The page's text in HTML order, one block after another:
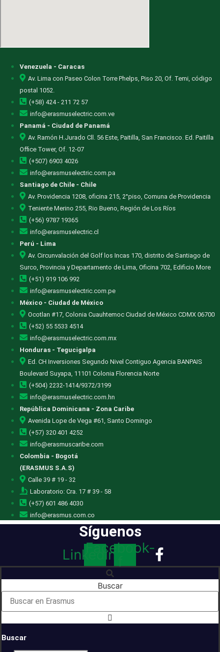
Venezuela - Caracas
Av. Lima con Paseo Colon Torre Phelps, Piso 20, Of. Temi, código
postal 1052.
(+58) 424 - 211 72 57
info@erasmuselectric.com.ve
Panamá - Ciudad de Panamá
Av. Ramón H.Jurado Cll. 56 Este, Paitilla, San Francisco. Ed. Paitilla
Office Tower, Of. 12-07
(+507) 6903 4026
info@erasmuselectric.com.pa
Santiago de Chile - Chile
Av. Providencia 1208, oficina 215, 2°piso, Comuna de Providencia
Teniente Merino 255, Rio Bueno, Región de Los Ríos
(+56) 9787 19365
info@erasmuselectric.cl
Perú - Lima
Av. Circunvalación del Golf los Incas 170, distrito de Santiago de
Surco, Provincia y Departamento de Lima, Oficina 702, Edificio More
(+51) 919 106 992
info@erasmuselectric.com.pe
México - Ciudad de México
Ocotlan #17, Colonia Cuauhtemoc Ciudad de México CDMX 06700
(+52) 55 5533 4514
info@erasmuselectric.com.mx
Honduras - Tegucigalpa
Ed. CH Inversiones Segundo Nivel Contiguo Agencia BANPAIS
Boulevard Suyapa, 11101 Colonia Florencia Norte
(+504) 2232-1414/9372/3199
info@erasmuselectric.com.hn
República Dominicana - Zona Caribe
Avenida Lope de Vega #61, Santo Domingo
(+57) 320 401 4252
info@erasmuscaribe.com
Colombia - Bogotá
(ERASMUS S.A.S)
Calle 39 # 19 - 32
Laboratorio: Cra. 17 # 39 - 58
(+57) 601 486 4030
info@erasmus.com.co
Síguenos
Linkedin
Facebook-
f
Buscar
Buscar